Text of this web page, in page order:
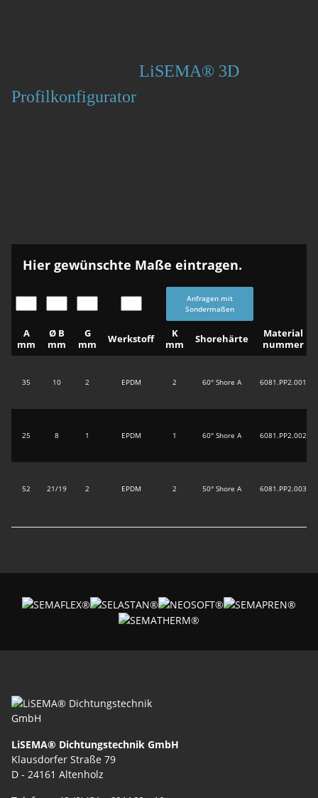
LiSEMA® 3D
Profilkonfigurator
Hier gewünschte Maße eintragen.
Anfragen mit
Sondermaßen
A
mm
Ø B
mm
G
mm
Werkstoff
K
mm
Shorehärte
Material
nummer
35 10 2 EPDM 2 60° Shore A 6081.PP2.001
25 8 1 EPDM 1 60° Shore A 6081.PP2.002
52 21/19 2 EPDM 2 50° Shore A 6081.PP2.003
LiSEMA® Dichtungstechnik GmbH
Klausdorfer Straße 79
D - 24161 Altenholz